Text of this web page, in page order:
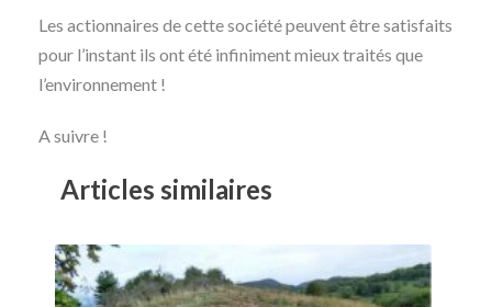
Les actionnaires de cette société peuvent être satisfaits
pour l’instant ils ont été infiniment mieux traités que
l’environnement !
A suivre !
Articles similaires